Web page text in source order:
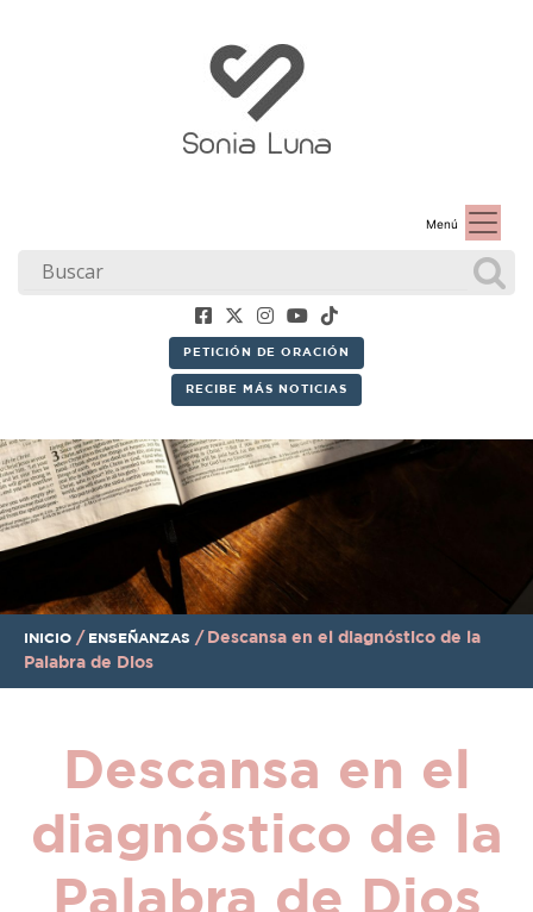
Menú
PETICIÓN DE ORACIÓN
RECIBE MÁS NOTICIAS
INICIO / ENSEÑANZAS / Descansa en el diagnóstico de la
Palabra de Dios
Descansa en el
diagnóstico de la
Palabra de Dios